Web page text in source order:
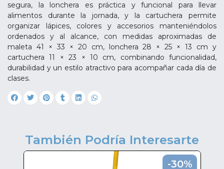
segura, la lonchera es práctica y funcional para llevar
alimentos durante la jornada, y la cartuchera permite
organizar lápices, colores y accesorios manteniéndolos
ordenados y al alcance, con medidas aproximadas de
maleta 41 × 33 × 20 cm, lonchera 28 × 25 × 13 cm y
cartuchera 11 × 23 × 10 cm, combinando funcionalidad,
durabilidad y un estilo atractivo para acompañar cada día de
clases.
También Podría Interesarte
-30%